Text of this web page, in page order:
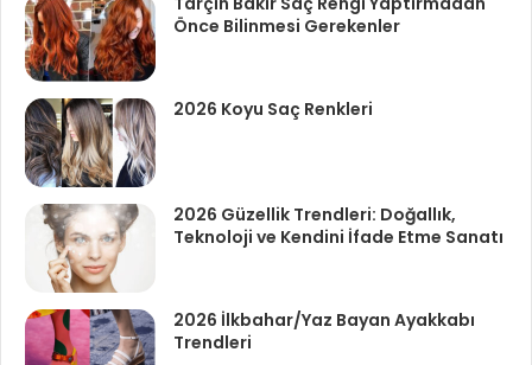
Önce Bilinmesi Gerekenler
2026 Koyu Saç Renkleri
2026 Güzellik Trendleri: Doğallık,
Teknoloji ve Kendini İfade Etme Sanatı
2026 İlkbahar/Yaz Bayan Ayakkabı
Trendleri